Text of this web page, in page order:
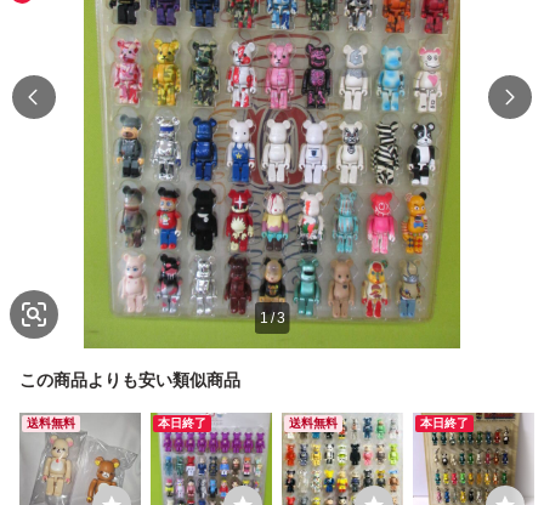
1/3
この商品よりも安い類似商品
送料無料 本日終了 送料無料 本日終了